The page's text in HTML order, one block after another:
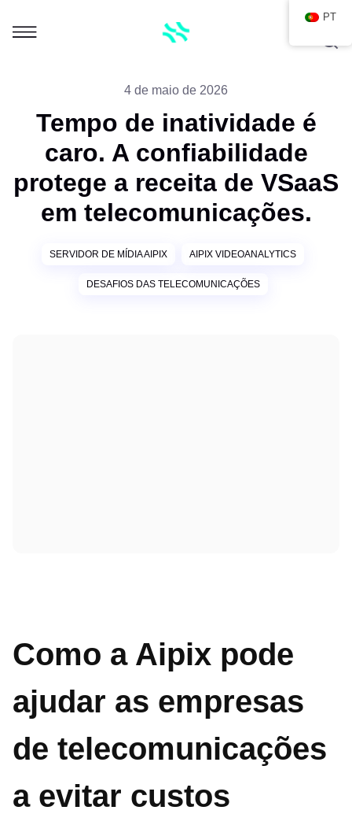
4 de maio de 2026
Tempo de inatividade é
caro. A confiabilidade
protege a receita de VSaaS
em telecomunicações.
SERVIDOR DE MÍDIA AIPIX AIPIX VIDEOANALYTICS
DESAFIOS DAS TELECOMUNICAÇÕES
Como a Aipix pode
ajudar as empresas
de telecomunicações
a evitar custos
PT